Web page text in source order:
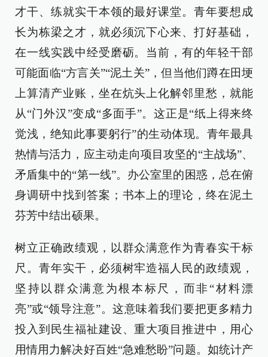
才干、练就实干本领的最好课堂。青年要想成
长为栋梁之才，就必须沉下心来、打好基础，
在一线实践中经受磨砺。当前，有的年轻干部
可能面临“方言关”“泥土关”，但当他们蹲在田埂
上算清产业账，坐在炕头上化解邻里愁，就能
从“门外汉”变成“多面手”。这正是“纸上得来终
觉浅，绝知此事要躬行”的生动体现。青年最具
热情与活力，应主动走向项目攻坚的“主战场”、
矛盾集中的“第一线”。办公室里的困惑，总在俯
身调研中找到答案；书本上的理论，终在泥土
芬芳中结出硕果。
树立正确政绩观，以群众满意作为青春实干标
尺。青年实干，必须树牢造福人民的政绩观，
坚持以群众满意为根本标尺，而非“材料漂
亮”或“领导注意”。这意味着我们要把更多精力
投入到民生福祉建设、重大项目推进中，用心
用情用力解决好百姓“急难愁盼”问题。如统计产